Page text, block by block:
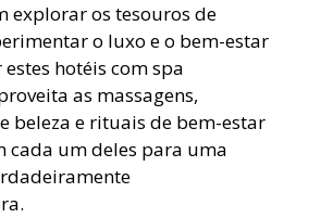
explorar os tesouros de
o luxo e o bem-estar
hotéis com spa
as massagens,
beleza e rituais de bem-estar
cada um deles para uma